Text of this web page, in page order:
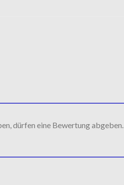
dürfen eine Bewertung abgeben.